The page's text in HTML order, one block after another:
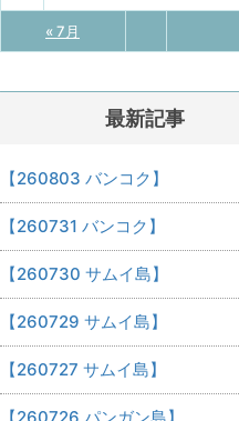
« 7月
最新記事
【260803 バンコク】
【260731 バンコク】
【260730 サムイ島】
【260729 サムイ島】
【260727 サムイ島】